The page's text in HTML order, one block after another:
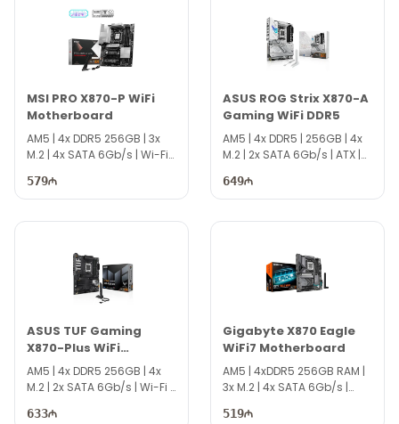
MSI PRO X870-P WiFi
Motherboard
AM5 | 4x DDR5 256GB | 3x
M.2 | 4x SATA 6Gb/s | Wi-Fi
579
ASUS ROG Strix X870-A
Gaming WiFi DDR5
AM5 | 4x DDR5 | 256GB | 4x
M.2 | 2x SATA 6Gb/s | ATX |
649
ASUS TUF Gaming
X870-Plus WiFi
Motherboard
AM5 | 4x DDR5 256GB | 4x
M.2 | 2x SATA 6Gb/s | Wi-Fi 7
633
Gigabyte X870 Eagle
WiFi7 Motherboard
AM5 | 4xDDR5 256GB RAM |
3x M.2 | 4x SATA 6Gb/s |
519